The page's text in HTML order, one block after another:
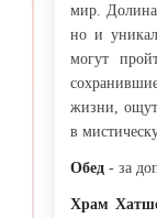
мир. Долина
но и
могут
жизни,
в
Обед - за
Храм